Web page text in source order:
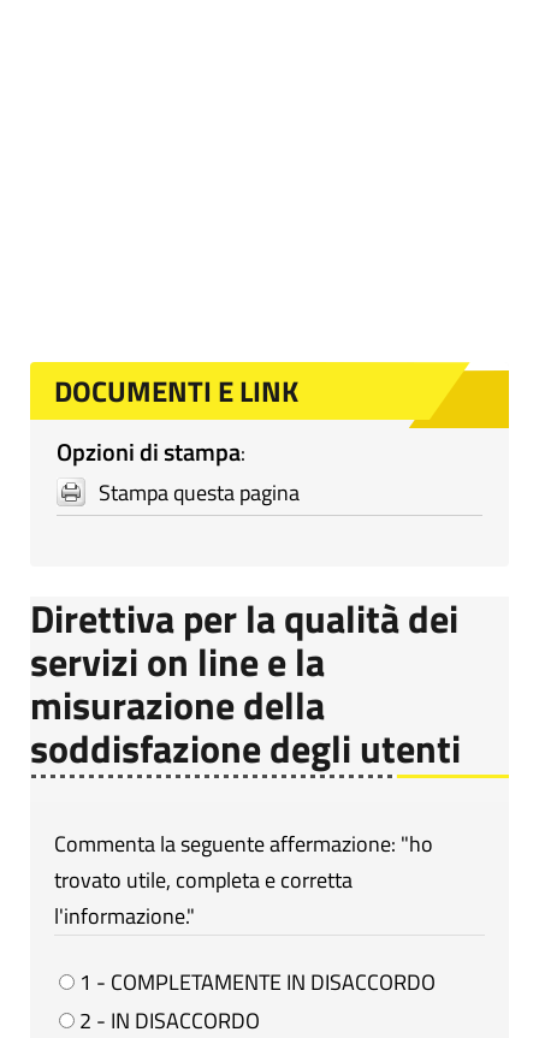
DOCUMENTI E LINK
Opzioni di stampa:
Stampa questa pagina
Direttiva per la qualità dei
servizi on line e la
misurazione della
soddisfazione degli utenti
Commenta la seguente affermazione: "ho
trovato utile, completa e corretta
l'informazione."
1 - COMPLETAMENTE IN DISACCORDO
2 - IN DISACCORDO